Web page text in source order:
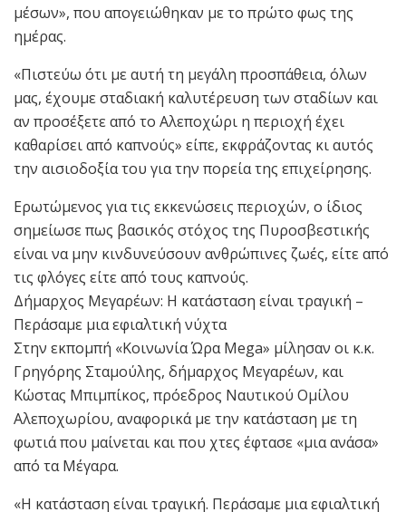
μέσων», που απογειώθηκαν με το πρώτο φως της
ημέρας.
«Πιστεύω ότι με αυτή τη μεγάλη προσπάθεια, όλων
μας, έχουμε σταδιακή καλυτέρευση των σταδίων και
αν προσέξετε από το Αλεποχώρι η περιοχή έχει
καθαρίσει από καπνούς» είπε, εκφράζοντας κι αυτός
την αισιοδοξία του για την πορεία της επιχείρησης.
Ερωτώμενος για τις εκκενώσεις περιοχών, ο ίδιος
σημείωσε πως βασικός στόχος της Πυροσβεστικής
είναι να μην κινδυνεύσουν ανθρώπινες ζωές, είτε από
τις φλόγες είτε από τους καπνούς.
Δήμαρχος Μεγαρέων: Η κατάσταση είναι τραγική –
Περάσαμε μια εφιαλτική νύχτα
Στην εκπομπή «Κοινωνία Ώρα Mega» μίλησαν οι κ.κ.
Γρηγόρης Σταμούλης, δήμαρχος Μεγαρέων, και
Κώστας Μπιμπίκος, πρόεδρος Ναυτικού Ομίλου
Αλεποχωρίου, αναφορικά με την κατάσταση με τη
φωτιά που μαίνεται και που χτες έφτασε «μια ανάσα»
από τα Μέγαρα.
«Η κατάσταση είναι τραγική. Περάσαμε μια εφιαλτική